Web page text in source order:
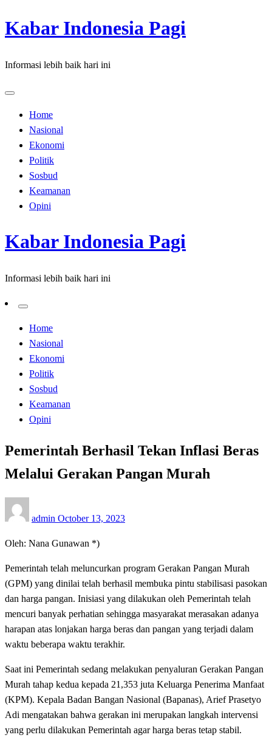
Skip
to
Kabar Indonesia Pagi
Informasi lebih baik hari ini
Home
Nasional
Ekonomi
Politik
Sosbud
Keamanan
Opini
Kabar Indonesia Pagi
Informasi lebih baik hari ini
Home
Nasional
Ekonomi
Politik
Sosbud
Keamanan
Opini
Pemerintah Berhasil Tekan Inflasi Beras
Melalui Gerakan Pangan Murah
admin on
October 13, 2023
Oleh: Nana Gunawan *)
Pemerintah telah meluncurkan program Gerakan Pangan Murah
(GPM) yang dinilai telah berhasil membuka pintu stabilisasi pasokan
dan harga pangan. Inisiasi yang dilakukan oleh Pemerintah telah
mencuri banyak perhatian sehingga masyarakat merasakan adanya
harapan atas lonjakan harga beras dan pangan yang terjadi dalam
waktu beberapa waktu terakhir.
Saat ini Pemerintah sedang melakukan penyaluran Gerakan Pangan
Murah tahap kedua kepada 21,353 juta Keluarga Penerima Manfaat
(KPM). Kepala Badan Bangan Nasional (Bapanas), Arief Prasetyo
Adi mengatakan bahwa gerakan ini merupakan langkah intervensi
yang perlu dilakukan Pemerintah agar harga beras tetap stabil.